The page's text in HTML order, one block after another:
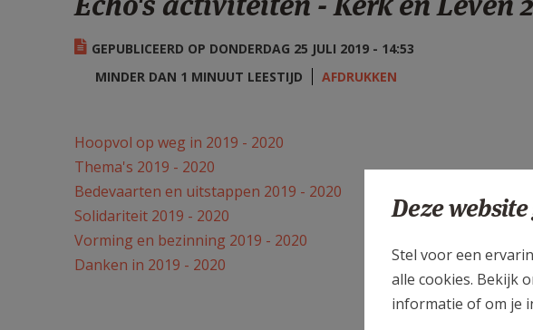
GEPUBLICEERD OP DONDERDAG 25 JULI 2019 - 14:53
MINDER DAN 1 MINUUT LEESTIJD
AFDRUKKEN
Hoopvol op weg in 2019 - 2020
Thema's 2019 - 2020
Bedevaarten en uitstappen 2019 - 2020
Solidariteit 2019 - 2020
Vorming en bezinning 2019 - 2020
Danken in 2019 - 2020
Deze
Stel voor een
alle cookies. Bekijk
informatie of om je